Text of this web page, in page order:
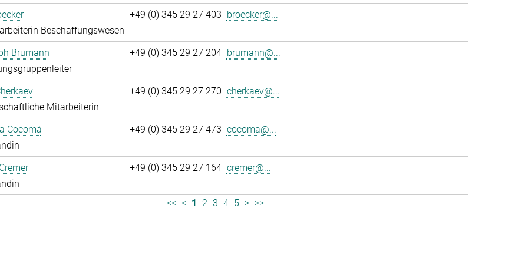
Beschaffungswesen
+49 (0) 345 29 27 403 broecker@...
Brumann
+49 (0) 345 29 27 204 brumann@...
Mitarbeiterin
+49 (0) 345 29 27 270 cherkaev@...
Cocomá
+49 (0) 345 29 27 473 cocoma@...
+49 (0) 345 29 27 164 cremer@...
<< < 1 2 3 4 5 > >>